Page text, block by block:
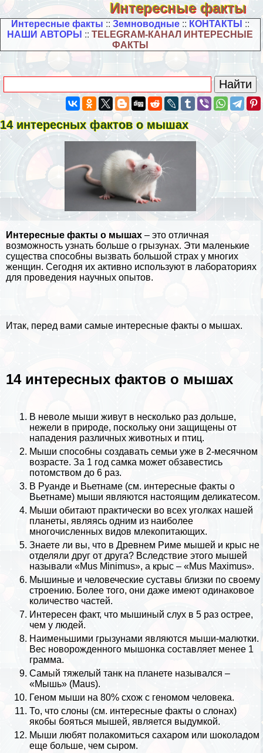
Интересные факты
Интересные факты :: Земноводные:: КОНТАКТЫ ::
НАШИ АВТОРЫ ::TELEGRAM-КАНАЛ ИНТЕРЕСНЫЕ
ФАКТЫ
14 интересных фактов о мышах
Интересные факты о мышах – это отличная
возможность узнать больше о грызунах. Эти маленькие
существа способны вызвать большой страх у многих
женщин. Сегодня их активно используют в лабораториях
для проведения научных опытов.
Итак, перед вами самые интересные факты о мышах.
14 интересных фактов о мышах
В неволе мыши живут в несколько раз дольше,
нежели в природе, поскольку они защищены от
нападения различных животных и птиц.
Мыши способны создавать семьи уже в 2-мecячном
возрасте. За 1 год самка может обзавестись
потомством до 6 раз.
В Руанде и Вьетнаме (см. интересные факты о
Вьетнаме) мыши являются настоящим деликатесом.
Мыши обитают пpaктически во всех уголках нашей
планеты, являясь одним из наиболее
многочисленных видов млекопитающих.
Знаете ли вы, что в Древнем Риме мышей и крыс не
отделяли друг от друга? Вследствие этого мышей
называли «Mus Minimus», а крыс – «Mus Maximus».
Мышиные и человеческие суставы близки по своему
строению. Более того, они даже имеют одинаковое
количество частей.
Интересен факт, что мышиный слух в 5 раз острее,
чем у людей.
Наименьшими грызунами являются мыши-малютки.
Вес новорожденного мышонка составляет менее 1
грамма.
Самый тяжелый танк на планете назывался –
«Мышь» (Maus).
Геном мыши на 80% схож с геномом человека.
То, что слоны (см. интересные факты о слонах)
якобы бояться мышей, является выдумкой.
Мыши любят полакомиться сахаром или шоколадом
еще больше, чем сыром.